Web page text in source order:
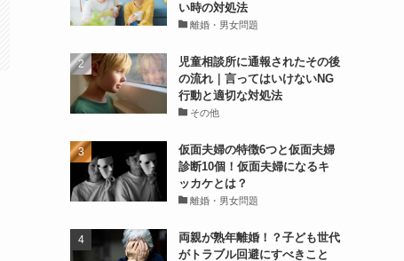
い時の対処法
離婚・男女問題
児童相談所に通報されたその後
の流れ｜言ってはいけないNG
行動と適切な対処法
その他
仮面夫婦の特徴6つと仮面夫婦
診断10個！仮面夫婦になるキ
ッカケとは？
離婚・男女問題
両親が熟年離婚！？子ども世代
がトラブル回避にすべきこと